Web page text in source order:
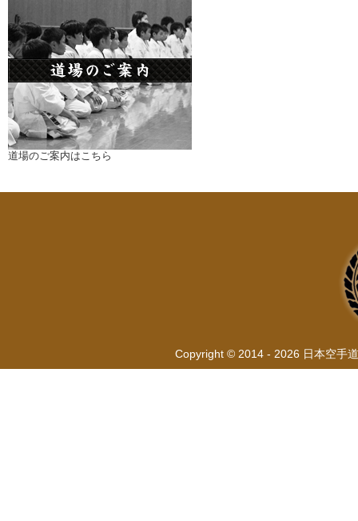
道場のご案内はこちら
Copyright © 2014 - 2026 日本空手